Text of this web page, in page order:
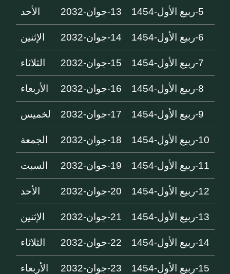
5-ربيع الأول-1454 13-جوان-2032 الأحد
6-ربيع الأول-1454 14-جوان-2032 الإثنين
7-ربيع الأول-1454 15-جوان-2032 الثلاثاء
8-ربيع الأول-1454 16-جوان-2032 الأربعاء
9-ربيع الأول-1454 17-جوان-2032 لخميس
10-ربيع الأول-1454 18-جوان-2032 الجمعة
11-ربيع الأول-1454 19-جوان-2032 السبت
12-ربيع الأول-1454 20-جوان-2032 الأحد
13-ربيع الأول-1454 21-جوان-2032 الإثنين
14-ربيع الأول-1454 22-جوان-2032 الثلاثاء
15-ربيع الأول-1454 23-جوان-2032 الأربعاء